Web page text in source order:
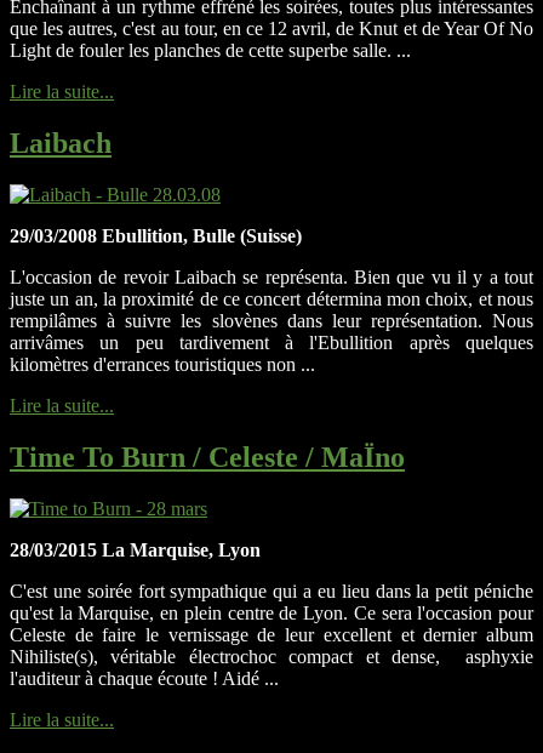
Enchaînant à un rythme effréné les soirées, toutes plus intéressantes
que les autres, c'est au tour, en ce 12 avril, de Knut et de Year Of No
Light de fouler les planches de cette superbe salle. ...
Lire la suite...
Laibach
29/03/2008 Ebullition, Bulle (Suisse)
L'occasion de revoir Laibach se représenta. Bien que vu il y a tout
juste un an, la proximité de ce concert détermina mon choix, et nous
rempilâmes à suivre les slovènes dans leur représentation. Nous
arrivâmes un peu tardivement à l'Ebullition après quelques
kilomètres d'errances touristiques non ...
Lire la suite...
Time To Burn / Celeste / MaÏno
28/03/2015 La Marquise, Lyon
C'est une soirée fort sympathique qui a eu lieu dans la petit péniche
qu'est la Marquise, en plein centre de Lyon. Ce sera l'occasion pour
Celeste de faire le vernissage de leur excellent et dernier album
Nihiliste(s), véritable électrochoc compact et dense, asphyxie
l'auditeur à chaque écoute ! Aidé ...
Lire la suite...